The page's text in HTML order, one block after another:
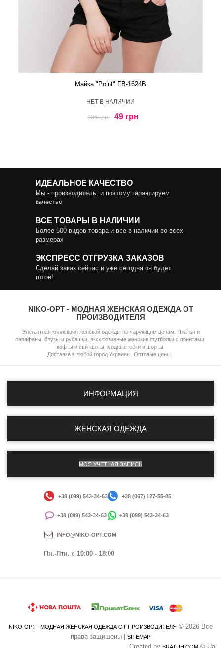
Майка "Point" FB-1624B
HЕТ В НАЛИЧИИ
135 грн 49 грн
ИДЕАЛЬНОЕ КАЧЕСТВО
Мы - производитель, и поэтому гарантируем
качество
ВСЕ ТОВАРЫ В НАЛИЧИИ
Более 500 видов товара и все в наличии во всех
размерах
ЭКСПРЕСС ОТГРУЗКА ЗАКАЗОВ
Сделай заказ сейчас и уже сегодня он будет
готов!
NIKO-OPT - МОДНАЯ ЖЕНСКАЯ ОДЕЖДА ОТ
ПРОИЗВОДИТЕЛЯ
Элегантная коллекция женской одежды по чарующим ценам. Платья и
сарафаны, блузы и рубашки, эксклюзивные женские футболки с принтами,
кофты и свитшоты, модные юбки и шорты.
Доставка в любой город Украины. Оптовые цены.
ИНФОРМАЦИЯ
ЖЕНСКАЯ ОДЕЖДА
МОЯ УЧЕТНАЯ ЗАПИСЬ
+38 (099) 543-34-63 +38 (067) 127-55-85
+38 (099) 543-34-63 +38 (099) 543-34-63
INFO@NIKO-OPT.COM
Пн.-Птн. c 10:00 - 18:00
NIKO-OPT - МОДНАЯ ЖЕНСКАЯ ОДЕЖДА ОТ ПРОИЗВОДИТЕЛЯ © 2026 Все
права защищены |
SITEMAP
Created by BRATUH.COM © Ua